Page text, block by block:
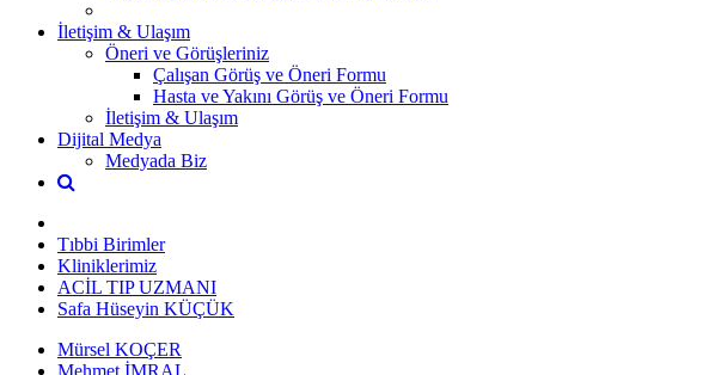
İletişim & Ulaşım
Öneri ve Görüşleriniz
Çalışan Görüş ve Öneri Formu
Hasta ve Yakını Görüş ve Öneri Formu
İletişim & Ulaşım
Dijital Medya
Medyada Biz
Tıbbi Birimler
Kliniklerimiz
ACİL TIP UZMANI
Safa Hüseyin KÜÇÜK
Mürsel KOÇER
Mehmet İMRAL